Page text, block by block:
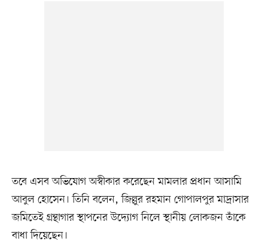
তবে এসব অভিযোগ অস্বীকার করেছেন মামলার প্রধান আসামি
আবুল হোসেন। তিনি বলেন, জিল্লুর রহমান গোপালপুর মাদ্রাসার
জমিতেই গ্রন্থাগার স্থাপনের উদ্যোগ নিলে স্থানীয় লোকজন তাঁকে
বাধা দিয়েছেন।